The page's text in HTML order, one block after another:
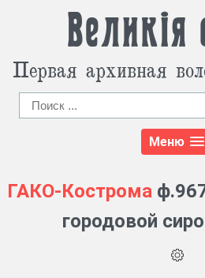
Великія
Первая архивная
Меню
ГАКО-Кострома
городовой